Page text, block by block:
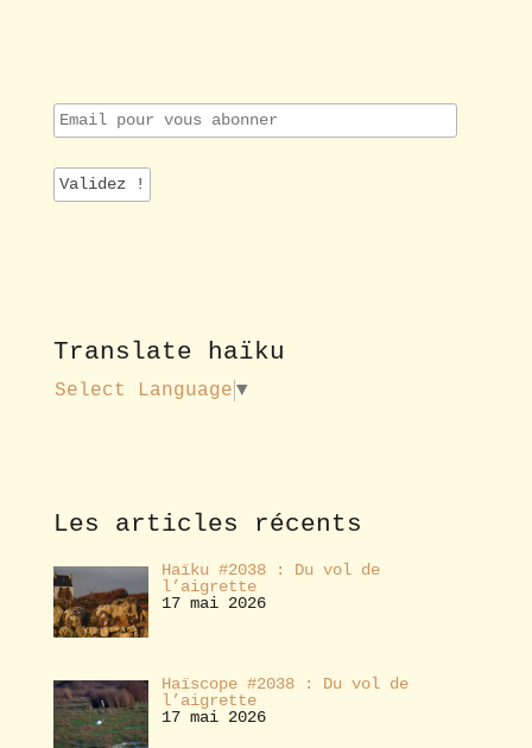
E
m
i
l
o
u
s
e
Translate haïku
Select Language ▼
Les articles récents
Haïku #2038 : Du vol de
l’aigrette
17 mai 2026
Haïscope #2038 : Du vol de
l’aigrette
17 mai 2026